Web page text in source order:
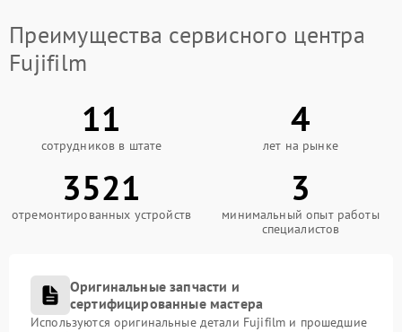
Преимущества сервисного центра
Fujifilm
11
сотрудников в штате
4
лет на рынке
3521
отремонтированных устройств
3
минимальный опыт работы
специалистов
Оригинальные запчасти и
сертифицированные мастера
Используются оригинальные детали Fujifilm и прошедшие